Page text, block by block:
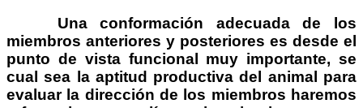
Una conformación adecuada de los
miembros anteriores y posteriores es desde el
punto de vista funcional muy importante, se
cual sea la aptitud productiva del animal para
evaluar la dirección de los miembros haremos